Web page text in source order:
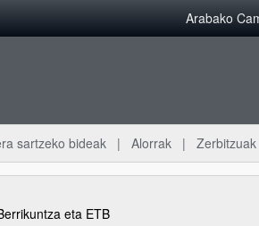
Arabako
sartzeko bideak Alorrak Zerbitzuak
eta ETB